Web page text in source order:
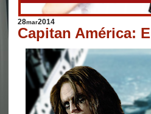
28mar2014
Capitan América: